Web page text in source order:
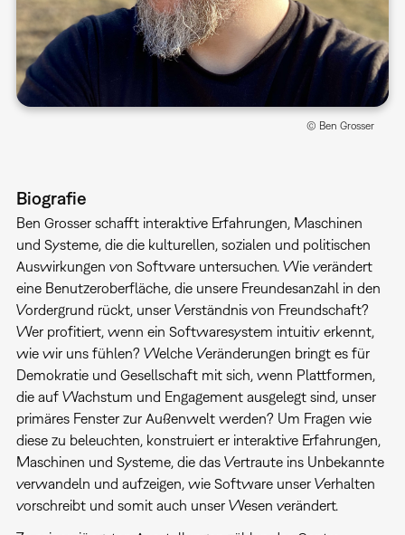
© Ben Grosser
Biografie
Ben Grosser schafft interaktive Erfahrungen, Maschinen
und Systeme, die die kulturellen, sozialen und politischen
Auswirkungen von Software untersuchen. Wie verändert
eine Benutzeroberfläche, die unsere Freundesanzahl in den
Vordergrund rückt, unser Verständnis von Freundschaft?
Wer profitiert, wenn ein Softwaresystem intuitiv erkennt,
wie wir uns fühlen? Welche Veränderungen bringt es für
Demokratie und Gesellschaft mit sich, wenn Plattformen,
die auf Wachstum und Engagement ausgelegt sind, unser
primäres Fenster zur Außenwelt werden? Um Fragen wie
diese zu beleuchten, konstruiert er interaktive Erfahrungen,
Maschinen und Systeme, die das Vertraute ins Unbekannte
verwandeln und aufzeigen, wie Software unser Verhalten
vorschreibt und somit auch unser Wesen verändert.